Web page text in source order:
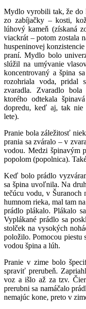
Mydlo vyrobili tak, že do
zo zabíjačky – kosti,
lúhový kameň (získaná
viackrát – potom zostala
huspeninovej
praní. Mydlo bolo
slúžil na umývanie
koncentrovaný a špina
rozohriala voda, pridal
zvaradla. Zvaradlo
ktorého odtekala
dopredu, keď aj, tak nie
lete).
Pranie bola záležitosť
prania sa zváralo – v
vodou. Medzi špinavým
popolom (popolnica).
Keď bolo prádlo
sa špina uvoľnila. Na
tečúcu vodu, v Šuranoch
humnom rieka, mal tam
prádlo plákalo. Plákalo
Vyplákané prádlo sa
stolček na vysokých
položilo. Pomocou piestu
vodou špina a lúh.
Pranie v zime bolo
spraviť prerubeň.
voz a išlo až za tzv.
prerubni sa namáčalo
nemajúc kone, preto v